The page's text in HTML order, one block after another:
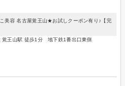
美容 名古屋覚王山★お試しクーポン有り♪【完
覚王山駅 徒歩1分 地下鉄1番出口東側